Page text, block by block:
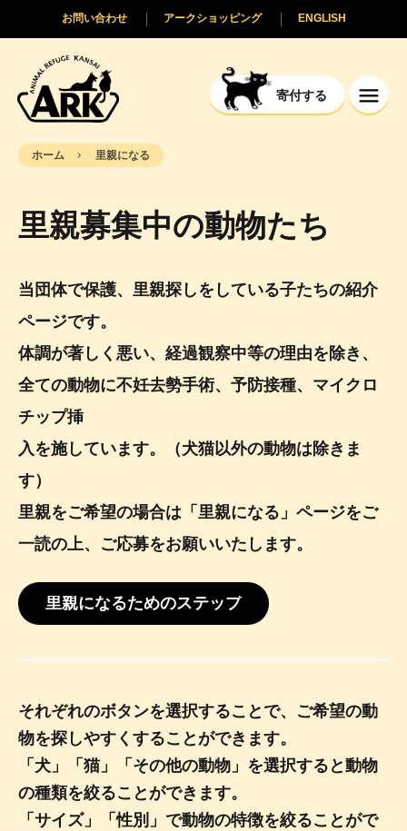
寄付する
ENGLISH
アークショッピング
お問い合わせ
ホーム 里親になる
里親募集中の動物たち
当団体で保護、里親探しをしている子たちの紹介
ページです。
体調が著しく悪い、経過観察中等の理由を除き、
全ての動物に不妊去勢手術、予防接種、マイクロ
チップ挿
入を施しています。（犬猫以外の動物は除きま
す）
里親をご希望の場合は「里親になる」ページをご
一読の上、ご応募をお願いいたします。
里親になるためのステップ
それぞれのボタンを選択することで、ご希望の動
物を探しやすくすることができます。
「犬」「猫」「その他の動物」を選択すると動物
の種類を絞ることができます。
「サイズ」「性別」で動物の特徴を絞ることがで